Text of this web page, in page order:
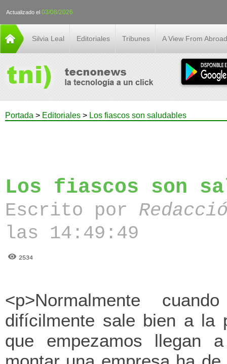
Actualizado el 03/08/2026
Silvia Leal Editoriales Tribunes A View From Abroad
Portada > Editoriales > Los fiascos son saludables
Los fiascos son
Escrito por
las 14:49:49
2534
<p>Normalmente
difícilmente sale bien a la
que empezamos llegan